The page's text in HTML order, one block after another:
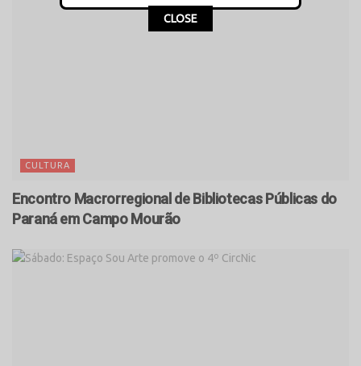
CULTURA
Encontro Macrorregional de Bibliotecas Públicas do
Paraná em Campo Mourão
CLOSE